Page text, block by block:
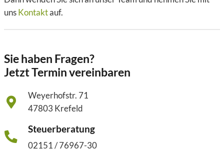
unsKontaktauf.
Sie haben Fragen?
Jetzt Termin vereinbaren
Weyerhofstr. 71
47803 Krefeld
Steuerberatung
02151 / 76967-30